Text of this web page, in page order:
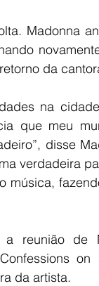
Madonna
da
na
que meu
disse
verdadeira
música,
a reunião de
da artista.